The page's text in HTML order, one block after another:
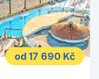
od 17 690 Kč